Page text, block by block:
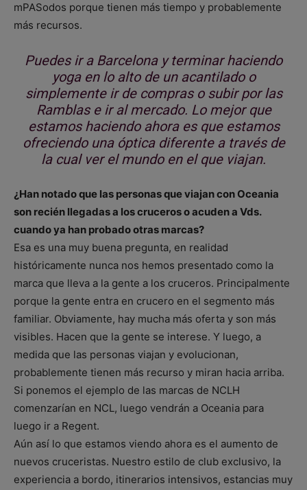
mPASodos porque tienen más tiempo y probablemente
más recursos.
Puedes ir a Barcelona y terminar haciendo
yoga en lo alto de un acantilado o
simplemente ir de compras o subir por las
Ramblas e ir al mercado. Lo mejor que
estamos haciendo ahora es que estamos
ofreciendo una óptica diferente a través de
la cual ver el mundo en el que viajan.
¿Han notado que las personas que viajan con Oceania
son recién llegadas a los cruceros o acuden a Vds.
cuando ya han probado otras marcas?
Esa es una muy buena pregunta, en realidad
históricamente nunca nos hemos presentado como la
marca que lleva a la gente a los cruceros. Principalmente
porque la gente entra en crucero en el segmento más
familiar. Obviamente, hay mucha más oferta y son más
visibles. Hacen que la gente se interese. Y luego, a
medida que las personas viajan y evolucionan,
probablemente tienen más recurso y miran hacia arriba.
Si ponemos el ejemplo de las marcas de NCLH
comenzarían en NCL, luego vendrán a Oceania para
luego ir a Regent.
Aún así lo que estamos viendo ahora es el aumento de
nuevos cruceristas. Nuestro estilo de club exclusivo, la
experiencia a bordo, itinerarios intensivos, estancias muy